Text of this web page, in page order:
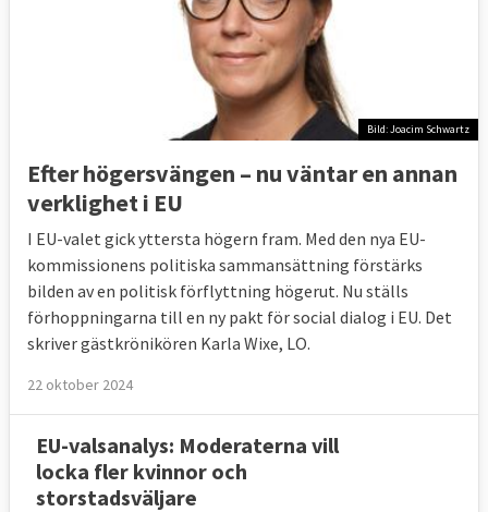
Bild: Joacim Schwartz
Efter högersvängen – nu väntar en annan
verklighet i EU
I EU-valet gick yttersta högern fram. Med den nya EU-
kommissionens politiska sammansättning förstärks
bilden av en politisk förflyttning högerut. Nu ställs
förhoppningarna till en ny pakt för social dialog i EU. Det
skriver gästkrönikören Karla Wixe, LO.
22 oktober 2024
EU-valsanalys: Moderaterna vill
locka fler kvinnor och
storstadsväljare